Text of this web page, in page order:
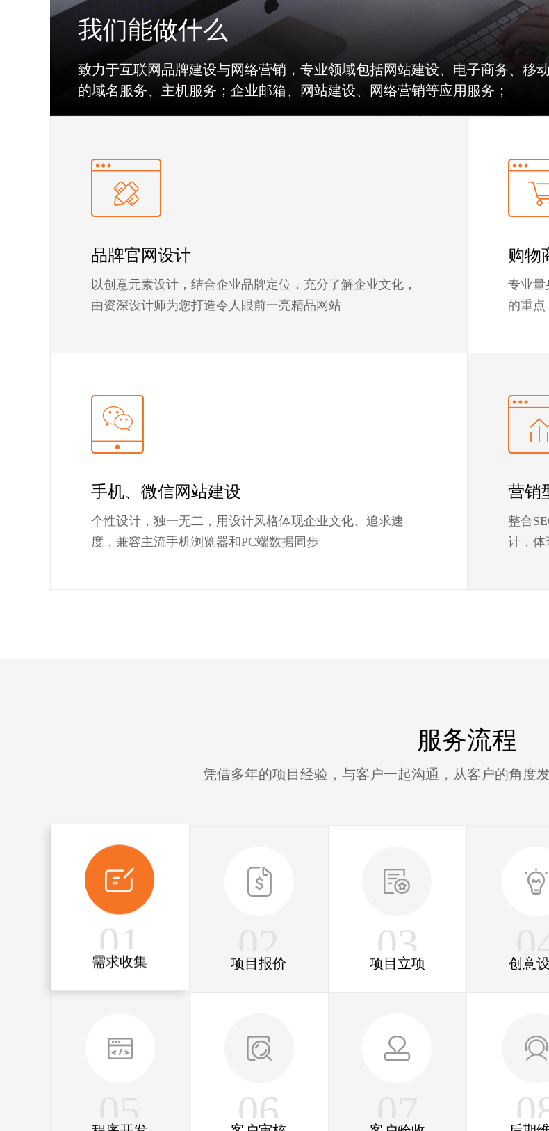
我们能做什么
致力于互联网品牌建设与网络营销，专业领域包括网站建设、电子商务、移
的域名服务、主机服务；企业邮箱、网站建设、网络营销等应用服务；
品牌官网设计
以创意元素设计，结合企业品牌定位，充分了解企业文化，
由资深设计师为您打造令人眼前一亮精品网站
购物
专业量
的重点
手机、微信网站建设
个性设计，独一无二，用设计风格体现企业文化、追求速
度，兼容主流手机浏览器和PC端数据同步
营销
整合
计，体
服务流程
凭借多年的项目经验，与客户一起沟通，从客户的角度
01
需求收集 02
项目报价 03
项目立项 04
创意
05 06 07